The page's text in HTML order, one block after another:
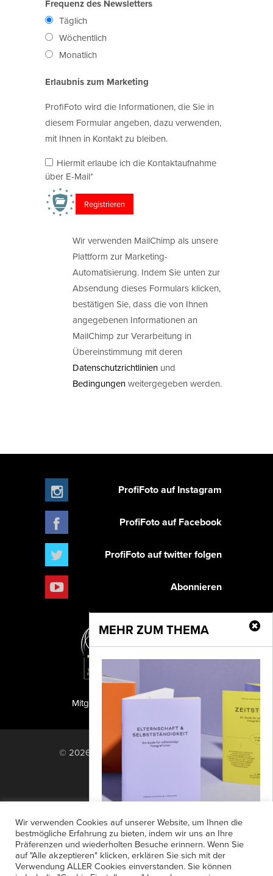
Frequenz des Newsletters
Täglich
Wöchentlich
Monatlich
Erlaubnis zum Marketing
ProfiFoto wird die Informationen, die Sie in
diesem Formular angeben, dazu verwenden,
mit Ihnen in Kontakt zu bleiben.
Hiermit erlaube ich die Kontaktaufnahme
über E-Mail*
Wir verwenden MailChimp als unsere
Plattform zur Marketing-
Automatisierung. Indem Sie unten zur
Absendung dieses Formulars klicken,
bestätigen Sie, dass die von Ihnen
angegebenen Informationen an
MailChimp zur Verarbeitung in
Übereinstimmung mit deren
Datenschutzrichtlinien und
Bedingungenweitergegeben werden.
MEHR ZUM THEMA
Guide für selbstständige
Fotografinnen und Fotografen
Gerade für sie ist die Familiengründung
ProfiFoto auf Instagram
ProfiFoto auf Facebook
ProfiFoto auf twitter folgen
Abonnieren
PF Publishing GmbH
Mitglied der TIPA
© 2026 PF Publishing GmbH. All rights
reserved.
Anzeigensuche
Shop
Zahlungsarten
Widerrufsbelehrung
Datenschutz
AGB
Newsletter-Anmeldung
Wir verwenden Cookies auf unserer Website, um Ihnen die
bestmögliche Erfahrung zu bieten, indem wir uns an Ihre
Präferenzen und wiederholten Besuche erinnern. Wenn Sie
auf "Alle akzeptieren" klicken, erklären Sie sich mit der
Verwendung ALLER Cookies einverstanden. Sie können